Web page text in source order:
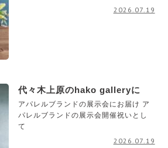
2026.07.19
代々木上原のhako galleryに
アパレルブランドの展示会にお届け ア
パレルブランドの展示会開催祝いとし
て
2026.07.19